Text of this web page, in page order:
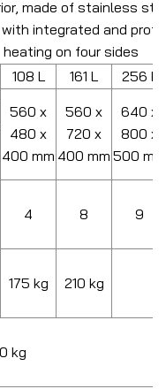
made of stainless
with integrated and
heating on four sides
108 L 161 L
256 L
560 x
480 x
400 mm
560 x
720 x
400 mm
640 x
800 x
500 mm
4 8 9
175 kg 210 kg
kg